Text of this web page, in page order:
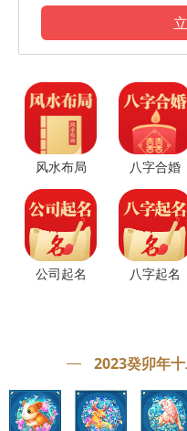
1987年出生的属
一年出生的属兔人如果是单身
的介绍方式来结识未来的伴侣
理，但是时间久了之后就容易
问题，就能相伴到老。
本文关键词：属兔人,1987属兔
风水布局 八字合婚
公司起名 八字起名
2023癸卯年